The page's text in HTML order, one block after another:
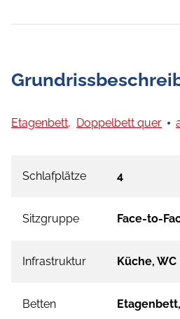
Etagenbett, Doppelbett quer
Schlafplätze 4
Sitzgruppe Face-to-
Infrastruktur Küche, WC
Betten